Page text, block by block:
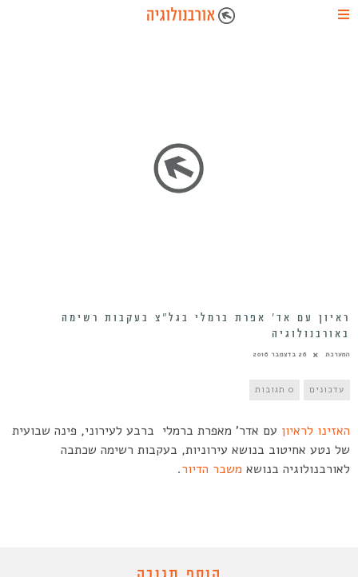
ראיון עם אד’ אפרת ברמלי בגל”צ בעקבות רשימה
באורבנולוגיה
המערכת 26 בדצמבר 2016
עדכונים 0 תגובות
האזינו לראיון עם אדר’ מאפרת ברמלי ברבע לעירוני, פינה שבועית
של נטע אחיטוב בנושא עירוניות, בעקבות רשימה שכתבה
לאורבנולוגיה בנושא משבר הדיור.